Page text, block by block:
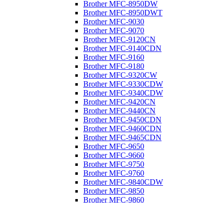
Brother MFC-8950DW
Brother MFC-8950DWT
Brother MFC-9030
Brother MFC-9070
Brother MFC-9120CN
Brother MFC-9140CDN
Brother MFC-9160
Brother MFC-9180
Brother MFC-9320CW
Brother MFC-9330CDW
Brother MFC-9340CDW
Brother MFC-9420CN
Brother MFC-9440CN
Brother MFC-9450CDN
Brother MFC-9460CDN
Brother MFC-9465CDN
Brother MFC-9650
Brother MFC-9660
Brother MFC-9750
Brother MFC-9760
Brother MFC-9840CDW
Brother MFC-9850
Brother MFC-9860